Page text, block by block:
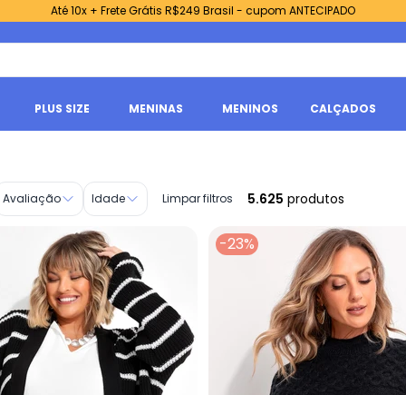
Até 10x + Frete Grátis R$249 Brasil - cupom ANTECIPADO
PLUS SIZE MENINAS MENINOS CALÇADOS
Avaliação Idade Limpar filtros 5.625 produtos
-23%